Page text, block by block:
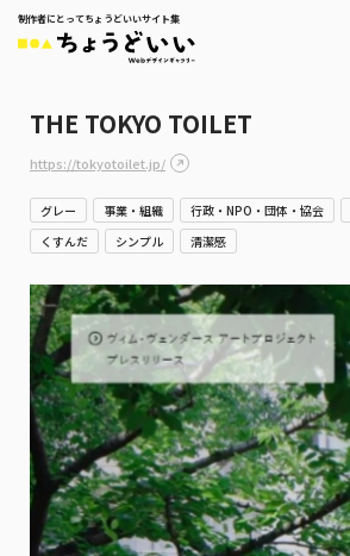
制作者にとってちょうどいいサイト集
THE TOKYO TOILET
https://tokyotoilet.jp/
グレー 事業・組織 行政・NPO・団体・協会
くすんだ
シンプル 清潔感